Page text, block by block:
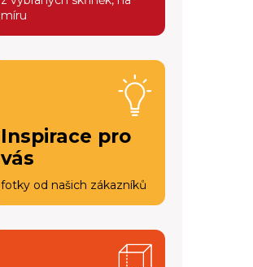
míru
Inspirace pro
vás
fotky od našich zákazníků